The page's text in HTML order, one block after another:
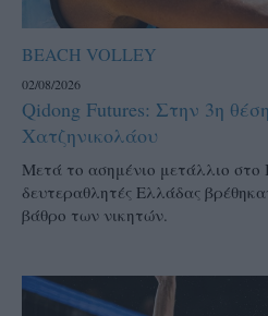
BEACH VOLLEY
02/08/2026
Qidong Futures: Στην 3η
Χατζηνικολάου
Μετά το ασημένιο μετάλλιο στο
δευτεραθλητές Ελλάδας
βάθρο των νικητών.